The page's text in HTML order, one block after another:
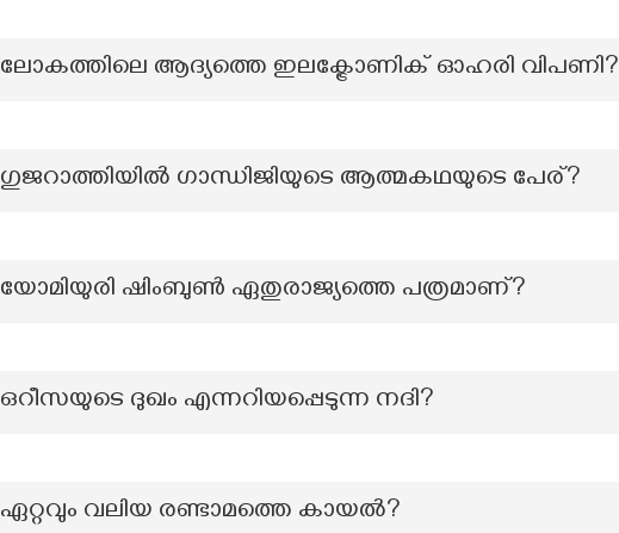
ലോകത്തിലെ ആദ്യത്തെ ഇലക്ട്രോണിക് ഓഹരി വിപണി?
ഗുജറാത്തിയിൽ ഗാന്ധിജിയുടെ ആത്മകഥയുടെ പേര്?
യോമിയുരി ഷിംബുൺ ഏതുരാജ്യത്തെ പത്രമാണ്?
ഒറീസയുടെ ദുഖം എന്നറിയപ്പെടുന്ന നദി?
ഏറ്റവും വലിയ രണ്ടാമത്തെ കായല്‍?